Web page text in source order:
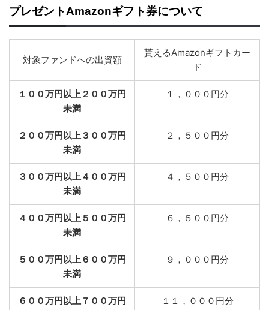
プレゼントAmazonギフト券について
対象ファンドへの出資額
貰えるAmazonギフトカー
ド
１００万円以上２００万円
未満
１，０００円分
２００万円以上３００万円
未満
２，５００円分
３００万円以上４００万円
未満
４，５００円分
４００万円以上５００万円
未満
６，５００円分
５００万円以上６００万円
未満
９，０００円分
６００万円以上７００万円
１１，０００円分